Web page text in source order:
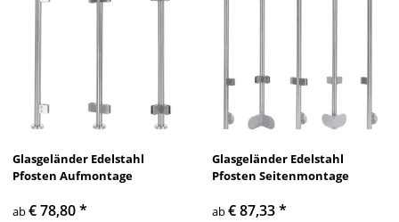
Glasgeländer Edelstahl
Pfosten Aufmontage
ab€ 78,80*
Glasgeländer Edelstahl
Pfosten Seitenmontage
ab€ 87,33*